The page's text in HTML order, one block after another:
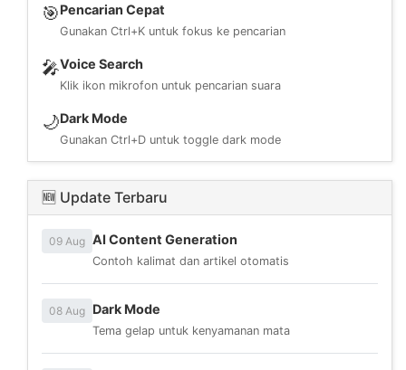
🎯Pencarian Cepat
Gunakan Ctrl+K untuk fokus ke pencarian
🎤Voice Search
Klik ikon mikrofon untuk pencarian suara
🌙Dark Mode
Gunakan Ctrl+D untuk toggle dark mode
🆕 Update Terbaru
09 Aug AI Content Generation
Contoh kalimat dan artikel otomatis
08 Aug Dark Mode
Tema gelap untuk kenyamanan mata